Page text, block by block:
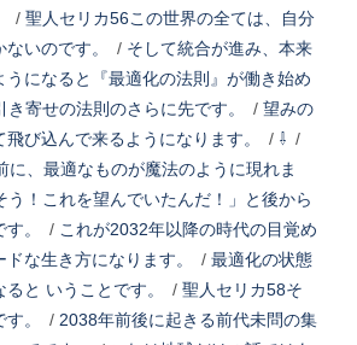
/ 聖人セリカ56この世界の全ては、自分
いのです。
/ そして統合が進み、本来
うになると『最適化の法則』が働き始め
き寄せの法則のさらに先です。 / 望みの
び込んで来るようになります。
/ ⇩ /
に、最適なものが魔法のように現れま
う！これを望んでいたんだ！」と後から
。
/ これが2032年以降の時代の目覚め
な生き方になります。
/ 最適化の状態
と いうことです。
/ 聖人セリカ58そ
。
/ 2038年前後に起きる前代未問の集